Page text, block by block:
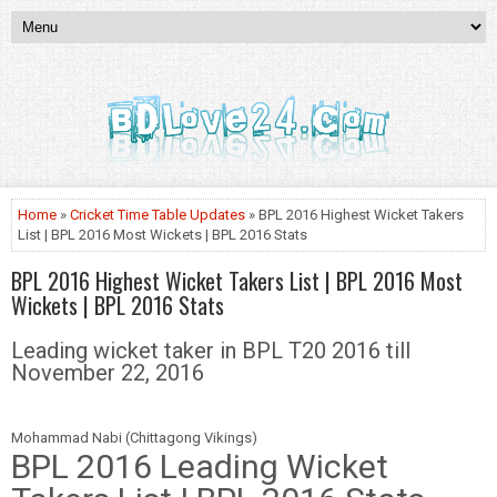
Home » Cricket Time Table Updates » BPL 2016 Highest Wicket Takers
List | BPL 2016 Most Wickets | BPL 2016 Stats
BPL 2016 Highest Wicket Takers List | BPL 2016 Most
Wickets | BPL 2016 Stats
Leading wicket taker in BPL T20 2016 till
November 22, 2016
Mohammad Nabi (Chittagong Vikings)
BPL 2016 Leading Wicket